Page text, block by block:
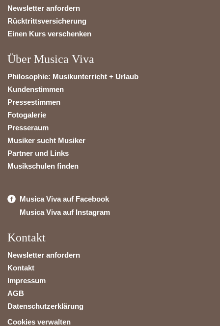
Newsletter anfordern
Rücktrittsversicherung
Einen Kurs verschenken
Über Musica Viva
Philosophie: Musikunterricht + Urlaub
Kundenstimmen
Pressestimmen
Fotogalerie
Presseraum
Musiker sucht Musiker
Partner und Links
Musikschulen finden
Musica Viva auf Facebook
Musica Viva auf Instagram
Kontakt
Newsletter anfordern
Kontakt
Impressum
AGB
Datenschutzerklärung
Cookies verwalten